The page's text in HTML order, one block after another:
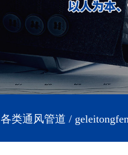
各类通风管道 /